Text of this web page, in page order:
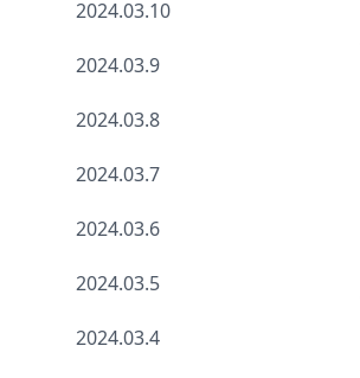
2024.03.10
2024.03.9
2024.03.8
2024.03.7
2024.03.6
2024.03.5
2024.03.4